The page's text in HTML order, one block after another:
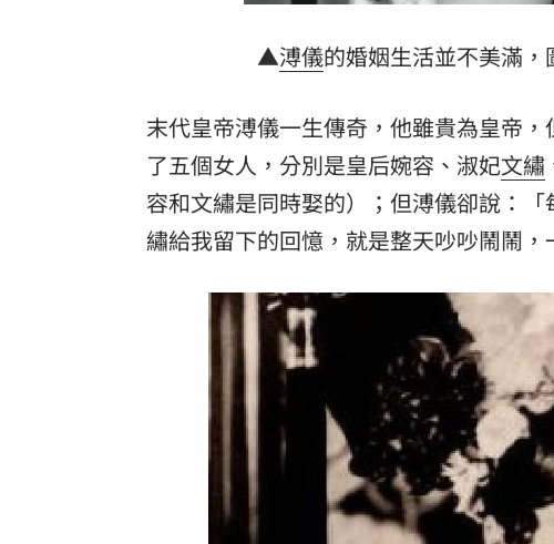
LIVE三立+24小時直播 15:27
商場戰國來臨 台中「頂奢大道」逐漸成形
台彩父親節推新刮刮樂千萬頭獎超「爸」氣
「拍片人的多重宇宙」職涯論壇9/12登場！
8國球員齊聚高雄 Formosa 7s掀足球熱潮
理想混蛋號召粉絲跨海追星吃美食！ 18:15
▲溥儀的婚姻生活並不美滿，
末代皇帝溥儀一生傳奇，他雖貴為皇帝
了五個女人，分別是皇后婉容、淑妃文繡
容和文繡是同時娶的）；但溥儀卻說：
繡給我留下的回憶，就是整天吵吵鬧鬧，